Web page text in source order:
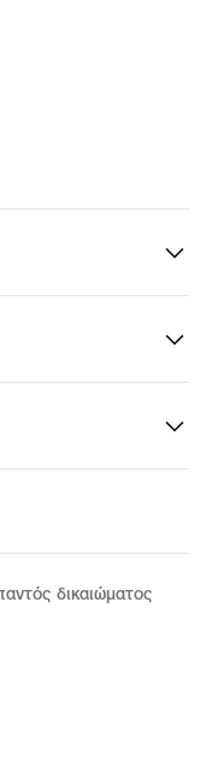
δικαιώματος